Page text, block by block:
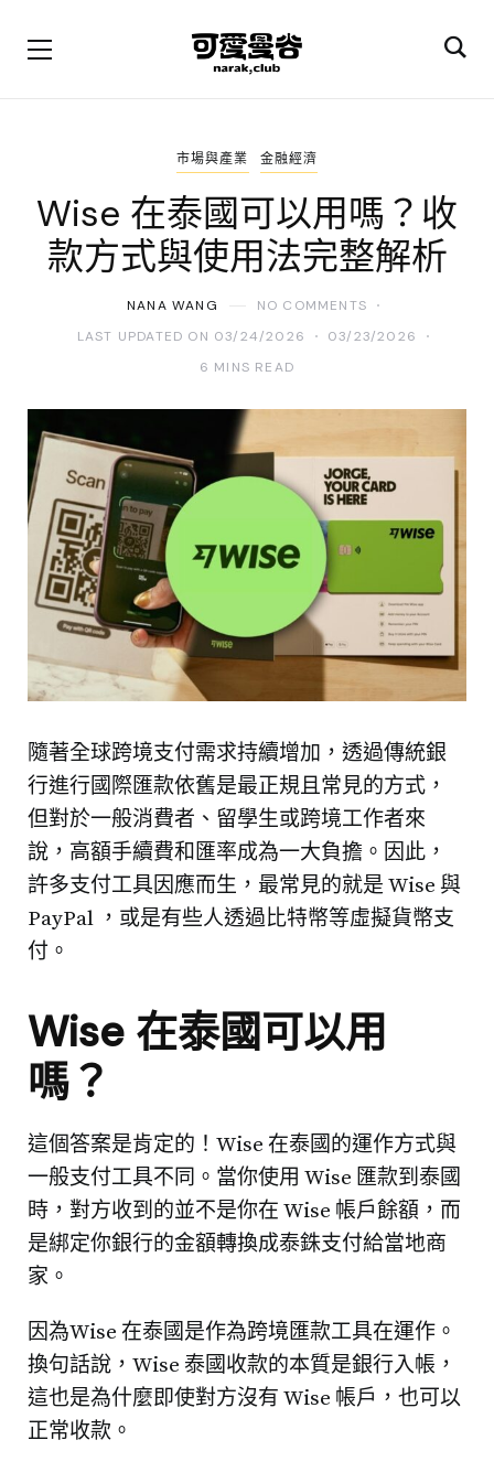
市場與產業 金融經濟
Wise 在泰國可以用嗎？收
款方式與使用法完整解析
NANA WANG
NO COMMENTS
LAST UPDATED ON 03/24/2026
03/23/2026
6 MINS READ
隨著全球跨境支付需求持續增加，透過傳統銀
行進行國際匯款依舊是最正規且常見的方式，
但對於一般消費者、留學生或跨境工作者來
說，高額手續費和匯率成為一大負擔。因此，
許多支付工具因應而生，最常見的就是 Wise 與
PayPal ，或是有些人透過比特幣等虛擬貨幣支
付。
Wise 在泰國可以用
嗎？
這個答案是肯定的！Wise 在泰國的運作方式與
一般支付工具不同。當你使用 Wise 匯款到泰國
時，對方收到的並不是你在 Wise 帳戶餘額，而
是綁定你銀行的金額轉換成泰銖支付給當地商
家。
因為Wise 在泰國是作為跨境匯款工具在運作。
換句話說，Wise 泰國收款的本質是銀行入帳，
這也是為什麼即使對方沒有 Wise 帳戶，也可以
正常收款。